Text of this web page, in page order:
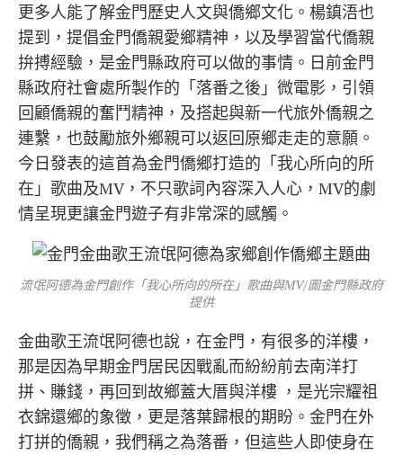
更多人能了解金門歷史人文與僑鄉文化。楊鎮浯也
提到，提倡金門僑親愛鄉精神，以及學習當代僑親
拚搏經驗，是金門縣政府可以做的事情。日前金門
縣政府社會處所製作的「落番之後」微電影，引領
回顧僑親的奮鬥精神，及搭起與新一代旅外僑親之
連繫，也鼓勵旅外鄉親可以返回原鄉走走的意願。
今日發表的這首為金門僑鄉打造的「我心所向的所
在」歌曲及MV，不只歌詞內容深入人心，MV的劇
情呈現更讓金門遊子有非常深的感觸。
流氓阿德為金門創作「我心所向的所在」歌曲與MV/圖金門縣政府
提供
金曲歌王流氓阿德也說，在金門，有很多的洋樓，
那是因為早期金門居民因戰亂而紛紛前去南洋打
拼、賺錢，再回到故鄉蓋大厝與洋樓 ，是光宗耀祖
衣錦還鄉的象徵，更是落葉歸根的期盼。金門在外
打拼的僑親，我們稱之為落番，但這些人即使身在